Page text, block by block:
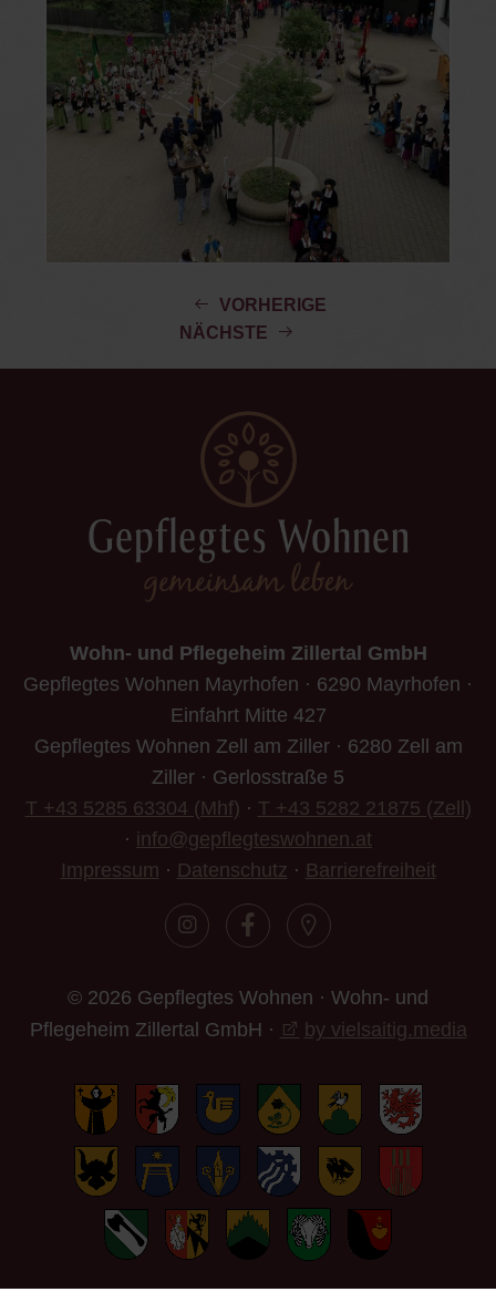
VORHERIGE
NÄCHSTE
Wohn- und Pflegeheim Zillertal GmbH
Gepflegtes Wohnen Mayrhofen · 6290 Mayrhofen ·
Einfahrt Mitte 427
Gepflegtes Wohnen Zell am Ziller · 6280 Zell am
Ziller · Gerlosstraße 5
T +43 5285 63304 (Mhf) · T +43 5282 21875 (Zell)
· info@gepflegteswohnen.at
Impressum · Datenschutz · Barrierefreiheit
© 2026 Gepflegtes Wohnen · Wohn- und
Pflegeheim Zillertal GmbH ·
by vielsaitig.media